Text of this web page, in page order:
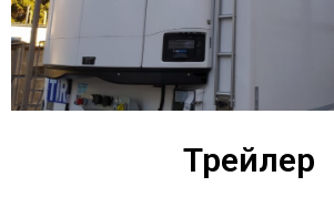
Трейлер